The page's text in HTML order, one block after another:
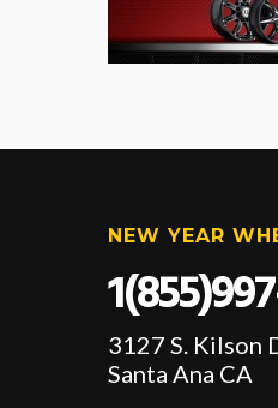
NEW YEAR
3127 S. Kilson
Santa Ana CA